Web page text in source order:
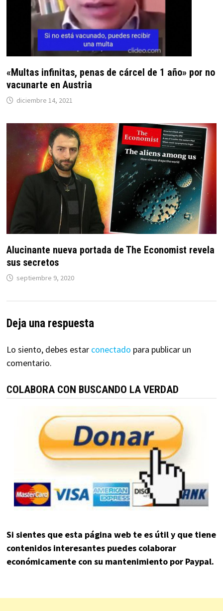
«Multas infinitas, penas de cárcel de 1 año» por no
vacunarte en Austria
diciembre 14, 2021
Alucinante nueva portada de The Economist revela
sus secretos
septiembre 9, 2020
Deja una respuesta
Lo siento, debes estar conectado para publicar un
comentario.
COLABORA CON BUSCANDO LA VERDAD
Si sientes que esta página web te es útil y que tiene
contenidos interesantes puedes colaborar
económicamente con su mantenimiento por Paypal.